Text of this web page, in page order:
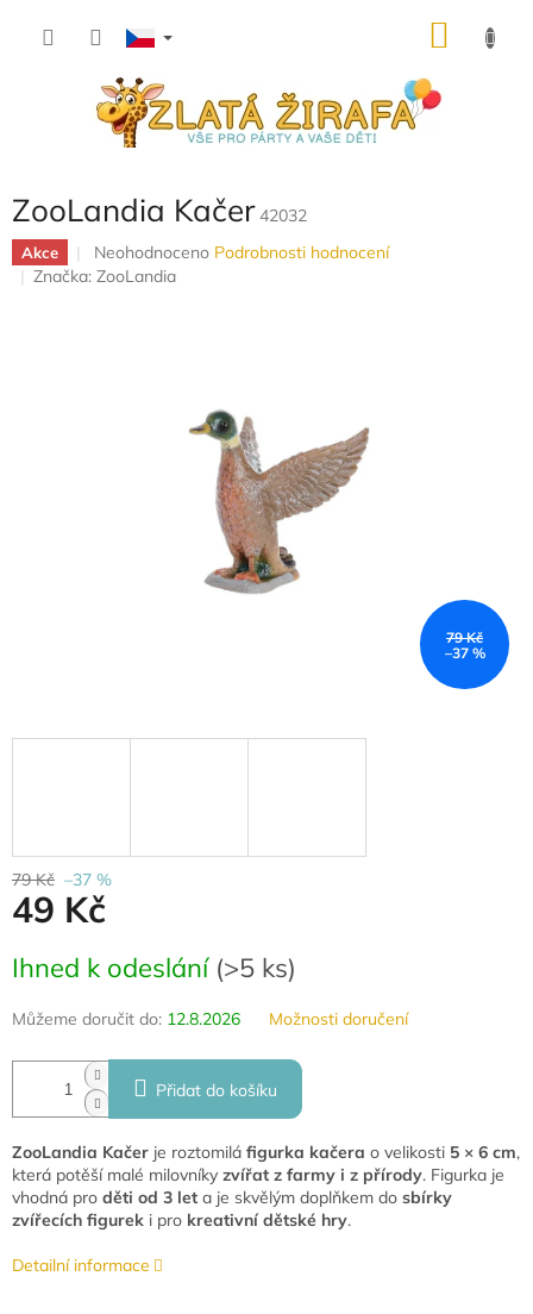
ZooLandia Kačer 42032
Akce
Průměrné
hodnocení
Neohodnoceno Podrobnosti hodnocení
Značka: ZooLandia
79 Kč
–37 %
79 Kč –37 %
49 Kč
cena:
Ihned k odeslání (>5 ks)
Můžeme doručit do: 12.8.2026 Možnosti doručení
Přidat do košíku
ZooLandia Kačer je roztomilá figurka kačera o velikosti 5 × 6 cm,
která potěší malé milovníky zvířat z farmy i z přírody. Figurka je
vhodná pro děti od 3 let a je skvělým doplňkem do sbírky
zvířecích figurek i pro kreativní dětské hry.
Detailní informace